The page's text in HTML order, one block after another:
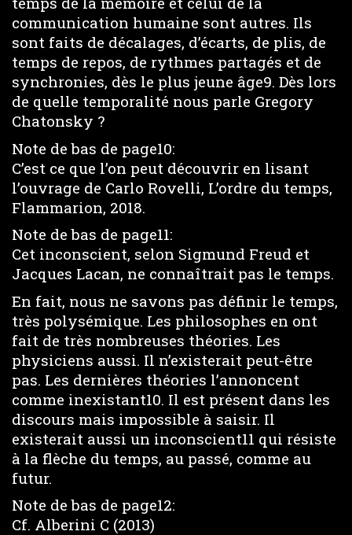
communication humaine sont autres. Ils
sont faits de décalages, d’écarts, de plis, de
temps de repos, de rythmes partagés et de
synchronies, dès le plus jeune âge9. Dès lors
de quelle temporalité nous parle Gregory
Chatonsky ?
Note de bas de page10:
C’est ce que l’on peut découvrir en lisant
l’ouvrage de Carlo Rovelli, L’ordre du temps,
Flammarion, 2018.
Note de bas de page11:
Cet inconscient, selon Sigmund Freud et
Jacques Lacan, ne connaîtrait pas le temps.
En fait, nous ne savons pas définir le temps,
très polysémique. Les philosophes en ont
fait de très nombreuses théories. Les
physiciens aussi. Il n’existerait peut-être
pas. Les dernières théories l’annoncent
comme inexistant10. Il est présent dans les
discours mais impossible à saisir. Il
existerait aussi un inconscient11 qui résiste
à la flèche du temps, au passé, comme au
futur.
Note de bas de page12:
Cf. Alberini C (2013)